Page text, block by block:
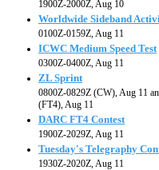
1900Z-2000Z, Aug 10
Worldwide Sideband
0100Z-0159Z, Aug 11
ICWC Medium Speed Test
0300Z-0400Z, Aug 11
ZL Sprint
0800Z-0829Z (CW), Aug 11
(FT4), Aug 11
DARC FT4 Contest
1900Z-2029Z, Aug 11
Tuesday's Telegraphy
1930Z-2020Z, Aug 11